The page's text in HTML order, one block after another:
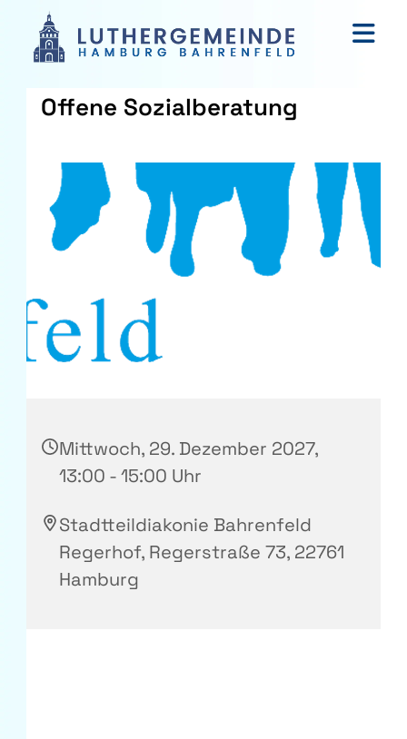
Offene Sozialberatung
Mittwoch, 29. Dezember 2027,
13:00 - 15:00 Uhr
Stadtteildiakonie Bahrenfeld
Regerhof, Regerstraße 73, 22761
Hamburg